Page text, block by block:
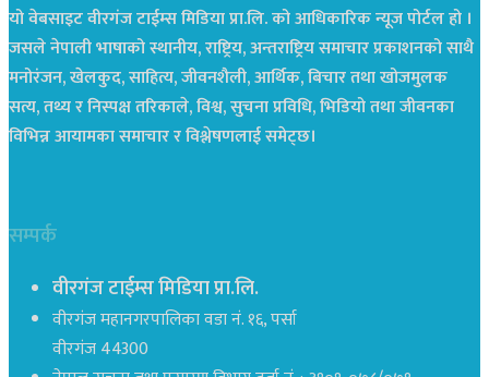
यो वेबसाइट वीरगंज टाईम्स मिडिया प्रा.लि. को आधिकारिक न्यूज पोर्टल हो ।
जसले नेपाली भाषाको स्थानीय, राष्ट्रिय, अन्तराष्ट्रिय समाचार प्रकाशनको साथै
मनोरंजन, खेलकुद, साहित्य, जीवनशैली, आर्थिक, बिचार तथा खोजमुलक
सत्य, तथ्य र निस्पक्ष तरिकाले, विश्व, सुचना प्रविधि, भिडियो तथा जीवनका
विभिन्न आयामका समाचार र विश्लेषणलाई समेट्छ।
सम्पर्क
वीरगंज टाईम्स मिडिया प्रा.लि.
वीरगंज महानगरपालिका वडा नं. १६, पर्सा
वीरगंज 44300